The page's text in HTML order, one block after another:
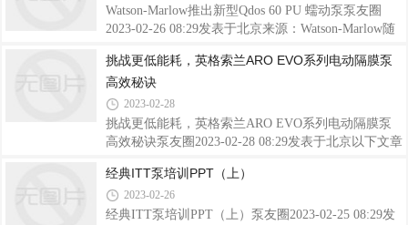
一系列的机械密封设计，可涵盖所有可能的泵送流
事业部首席执行官Bent Jensen亲至现场，60多名行业
人士莅临发布仪式。深耕中国市场｜加码绿色发
布局的重中之重。自1995年起，格兰富已深耕中国市
场近三十年，并且不断推陈出新，提供更具创新性的
高能效和智慧型水泵和水解决方案，为客户带来
Watson-Marlow推出新型Qdos 60 PU 蠕动泵泵友圈
2023-02-26 08:29发表于北京来源：Watson-Marlow随
Marlow Fluid Technology Solutions (WMFTS) 推出的
Qdos 60 PU 蠕动泵对该公司产品系列进行了及时的补
充。这意味着运营商现在可以在任何水或废水处理厂
部署高效、安全和可靠的聚合物计量系统。新型
Qdos 60 PU 有一个带有聚氨酯管元件的泵头计量过程
行凝固和脱水应用。泥浆脱水可最大限度地减少泥浆
体积，从而将储存和处置相关成本减少高达
挑战更低能耗，英格索兰ARO EVO系列电动隔膜泵
高效秘诀
2023-02-28
挑战更低能耗，英格索兰ARO EVO系列电动隔膜泵
高效秘诀泵友圈2023-02-28 08:29发表于北京以下文章
ARO.ARO是英格索兰（Ingersoll Rand）旗下品牌。
作为全球流体产品制造专家，ARO致力于为用户带来
高效、可靠的流体产品和解决方案，助您降本增效！
经典ITT泵培训PPT（上）
2023-02-26
经典ITT泵培训PPT（上）泵友圈2023-02-25 08:29发